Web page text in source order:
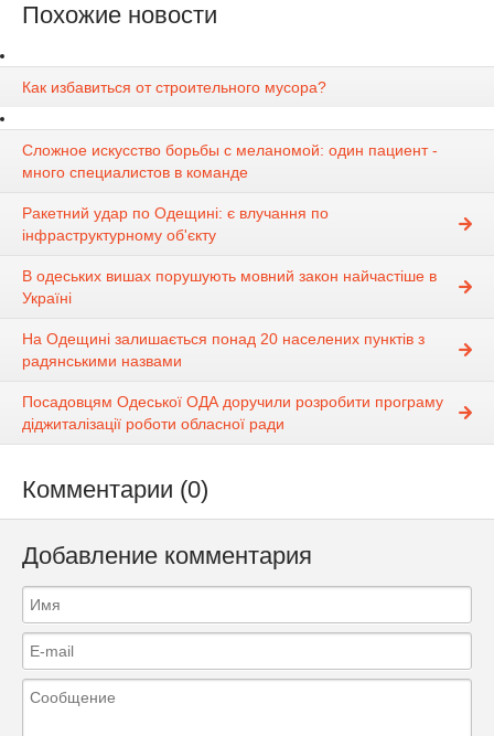
Похожие новости
Как избавиться от строительного мусора?
Сложное искусство борьбы с меланомой: один пациент -
много специалистов в команде
Ракетний удар по Одещині: є влучання по
інфраструктурному об'єкту
В одеських вишах порушують мовний закон найчастіше в
Україні
На Одещині залишається понад 20 населених пунктів з
радянськими назвами
Посадовцям Одеської ОДА доручили розробити програму
діджиталізації роботи обласної ради
Комментарии (0)
Добавление комментария